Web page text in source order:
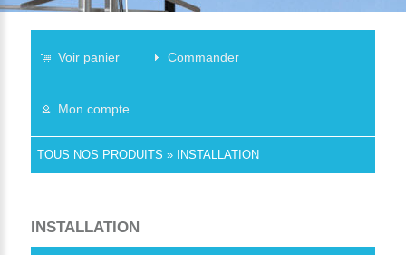
Voir panier Commander
Mon compte
TOUS NOS PRODUITS » INSTALLATION
INSTALLATION